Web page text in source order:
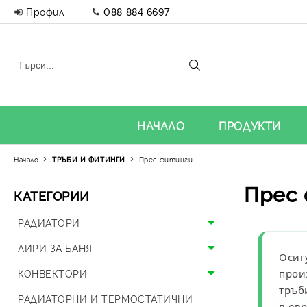
Профил 088 884 6697
НАЧАЛО ПРОДУКТИ
КАТЕГОРИИ
РАДИАТОРИ
Алуминиеви радиатори
Панелни радиатори
Аксесоари за радиатори
ЛИРИ ЗА БАНЯ
Алуминиеви лири
Стоманени лири
КОНВЕКТОРИ
Подови конвектори
РАДИАТОРНИ И ТЕРМОСТАТИЧНИ
Начало ТРЪБИ И ФИТИНГИ Прес фитинги
Прес